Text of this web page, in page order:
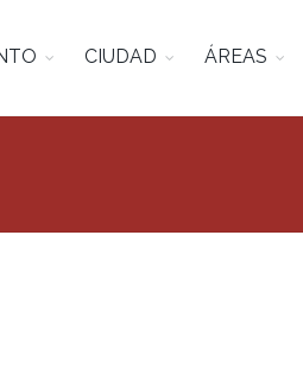
CIUDAD ÁREAS